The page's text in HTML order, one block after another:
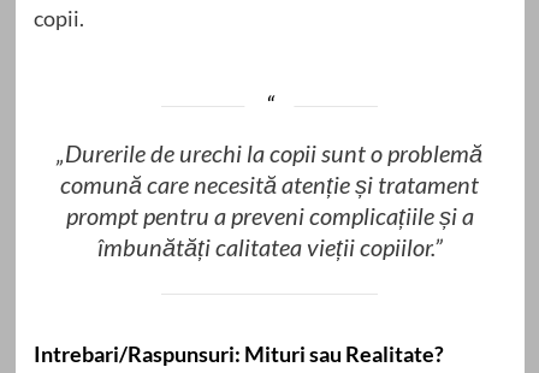
copii.
„Durerile de urechi la copii sunt o problemă
comună care necesită atenție și tratament
prompt pentru a preveni complicațiile și a
îmbunătăți calitatea vieții copiilor.”
Intrebari/Raspunsuri: Mituri sau Realitate?